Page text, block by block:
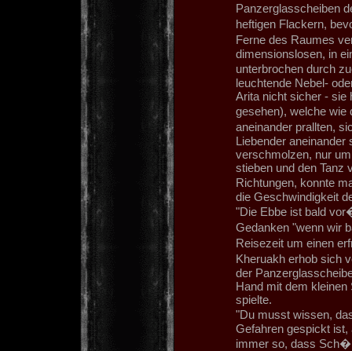
Panzerglasscheiben
heftigen Flackern,
Ferne des Raumes
dimensionslosen, in
unterbrochen durch
leuchtende Nebel-
Arita nicht sicher - sie
gesehen), welche
aneinander prallten,
Liebender
verschmolzen, nur
stieben und den Tanz
Richtungen, konnte
die Geschwindigkeit
"Die Ebbe ist bald
Gedanken "wenn wir
Reisezeit um einen
Kheruakh erhob sich
der
Hand mit dem
spielte.
"Du musst wissen,
Gefahren gespickt
immer so, dass